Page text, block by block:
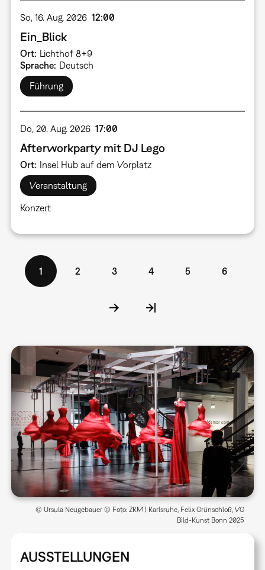
So, 16. Aug. 2026 12:00
Ein_Blick
Ort Lichthof 8+9
Sprache Deutsch
Führung
Do, 20. Aug. 2026 17:00
Afterworkparty mit DJ Lego
Ort Insel Hub auf dem Vorplatz
Veranstaltung
Konzert
Aktuelle
Seite
1 Seite
2 Seite
3 Seite
4 Seite
5 Seite
6
AUSSTELLUNGEN
© Ursula Neugebauer © Foto: ZKM | Karlsruhe, Felix Grünschloß, VG
Bild-Kunst Bonn 2025